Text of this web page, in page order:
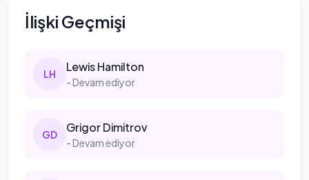
İlişki Geçmişi
LH LewisHamilton
- Devam ediyor
GD GrigorDimitrov
- Devam ediyor